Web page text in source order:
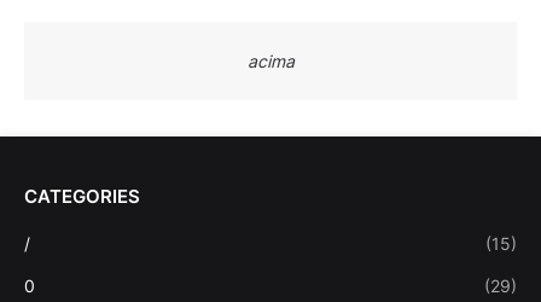
acima
CATEGORIES
/ (15)
0 (29)